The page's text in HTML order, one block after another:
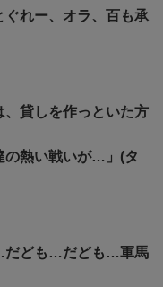
ぐれー、オラ、百も承
、貸しを作っといた方
の熱い戦いが…」(タ
だども…だども…軍馬